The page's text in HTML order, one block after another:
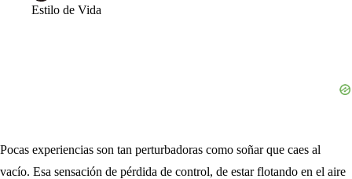
Estilo de Vida
Pocas experiencias son tan perturbadoras como soñar que caes al
vacío. Esa sensación de pérdida de control, de estar flotando en el aire